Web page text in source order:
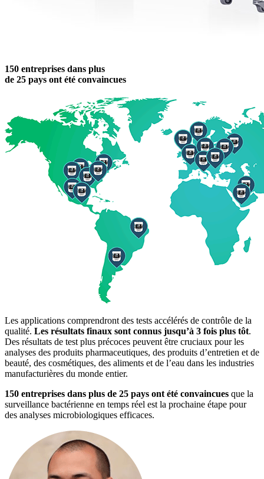
150 entreprises dans plus
de 25 pays ont été convaincues
Les applications comprendront des tests accélérés de contrôle de la
qualité. Les résultats finaux sont connus jusqu’à 3 fois plus tôt.
Des résultats de test plus précoces peuvent être cruciaux pour les
analyses des produits pharmaceutiques, des produits d’entretien et de
beauté, des cosmétiques, des aliments et de l’eau dans les industries
manufacturières du monde entier.
150 entreprises dans plus de 25 pays ont été convaincues que la
surveillance bactérienne en temps réel est la prochaine étape pour
des analyses microbiologiques efficaces.